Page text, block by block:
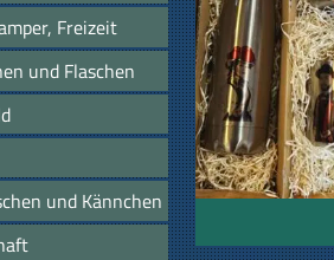
Freizeit
und Flaschen
und Kännchen